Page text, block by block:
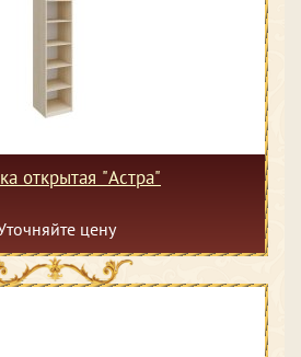
открытая "Астра"
цену